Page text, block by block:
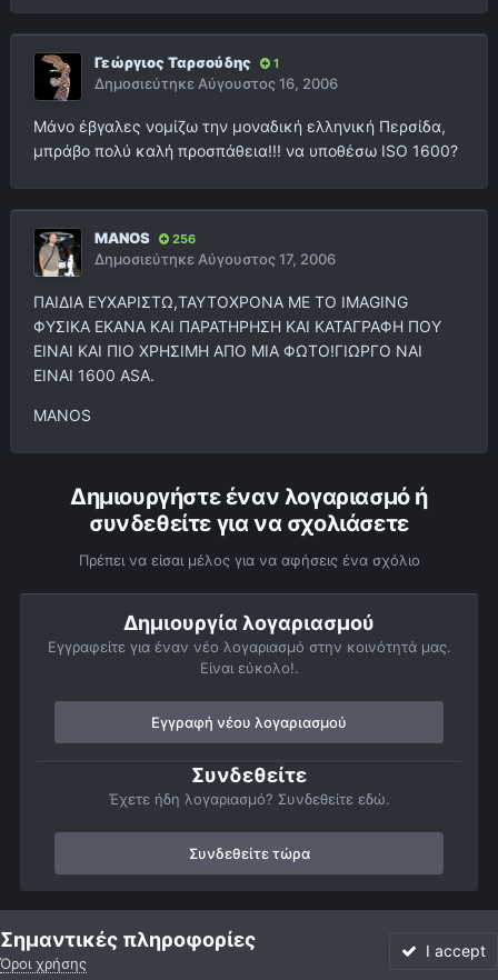
Γεώργιος Ταρσούδης 1
ΔημοσιεύτηκεΑύγουστος 16, 2006
Μάνο έβγαλες νομίζω την μοναδική ελληνική Περσίδα,
μπράβο πολύ καλή προσπάθεια!!! να υποθέσω ISO 1600?
MANOS 256
ΔημοσιεύτηκεΑύγουστος 17, 2006
ΠΑΙΔΙΑ ΕΥΧΑΡΙΣΤΩ,ΤΑΥΤΟΧΡΟΝΑ ΜΕ ΤΟ IMAGING
ΦΥΣΙΚΑ ΕΚΑΝΑ ΚΑΙ ΠΑΡΑΤΗΡΗΣΗ ΚΑΙ ΚΑΤΑΓΡΑΦΗ ΠΟΥ
ΕΙΝΑΙ ΚΑΙ ΠΙΟ ΧΡΗΣΙΜΗ ΑΠΟ ΜΙΑ ΦΩΤΟ!ΓΙΩΡΓΟ ΝΑΙ
ΕΙΝΑΙ 1600 ΑSA.
MANOS
Δημιουργήστε έναν λογαριασμό ή
συνδεθείτε για να σχολιάσετε
Πρέπει να είσαι μέλος για να αφήσεις ένα σχόλιο
Δημιουργία λογαριασμού
Εγγραφείτε για έναν νέο λογαριασμό στην κοινότητά μας.
Είναι εύκολο!.
Εγγραφή νέου λογαριασμού
Συνδεθείτε
Έχετε ήδη λογαριασμό? Συνδεθείτε εδώ.
Συνδεθείτε τώρα
Αρχή Αστροφωτογραφίες Κομήτες, Διάττοντες και Αστεροειδείς
Σημαντικές πληροφορίες
Όροι χρήσης
I accept
Forum